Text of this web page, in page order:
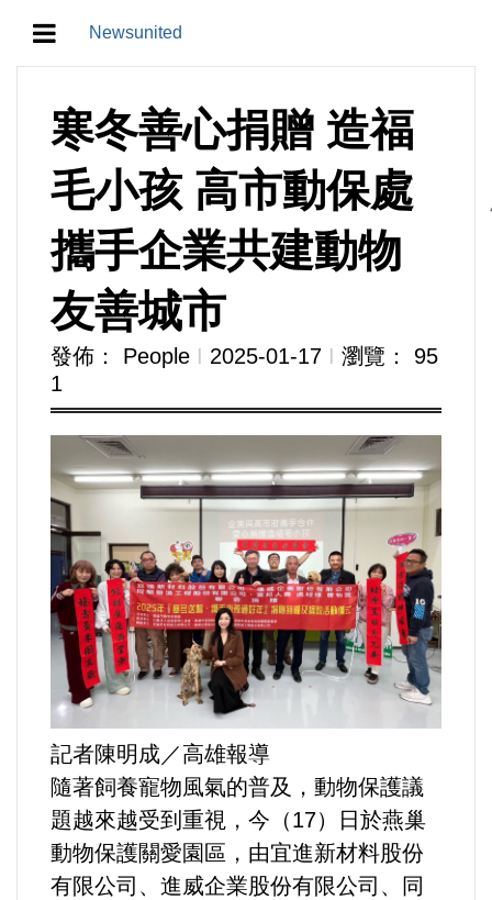
Newsunited
教育/五育/五創
人生/生存/生活
產業/經濟
政治/政黨
農業/技術/肥飼料/農藥/產銷
食品/衛生/醫療/照護
運動/體育/休閒/育樂
兩岸/大陸
寵物/動保
婦女/孩童
健康/養生
寒冬善心捐贈 造福
毛小孩 高市動保處
攜手企業共建動物
友善城市
發佈： People Ι 2025-01-17 Ι 瀏覽： 95
1
記者陳明成／高雄報導
隨著飼養寵物風氣的普及，動物保護議
題越來越受到重視，今（17）日於燕巢
動物保護關愛園區，由宜進新材料股份
有限公司、進威企業股份有限公司、同